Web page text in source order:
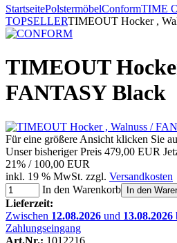
StartseitePolstermöbelConformTIME
TOPSELLERTIMEOUT Hocker ,
TIMEOUT
FANTASY Black
Für eine größere Ansicht klicken Sie
Unser bisheriger Preis 479,00 EUR
21% / 100,00 EUR
inkl. 19 % MwSt. zzgl. Versandkosten
In den Warenkorb
In den
Lieferzeit:
Zwischen 12.08.2026 und 13.08.2026
Zahlungseingang
Art.Nr.: 1012216